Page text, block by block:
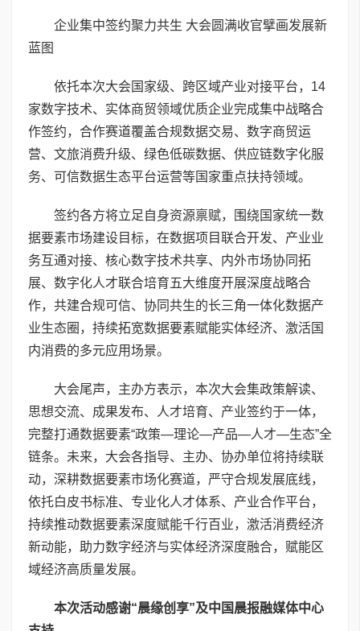
企业集中签约聚力共生 大会圆满收官擘画发展新
蓝图
依托本次大会国家级、跨区域产业对接平台，14
家数字技术、实体商贸领域优质企业完成集中战略合
作签约，合作赛道覆盖合规数据交易、数字商贸运
营、文旅消费升级、绿色低碳数据、供应链数字化服
务、可信数据生态平台运营等国家重点扶持领域。
签约各方将立足自身资源禀赋，围绕国家统一数
据要素市场建设目标，在数据项目联合开发、产业业
务互通对接、核心数字技术共享、内外市场协同拓
展、数字化人才联合培育五大维度开展深度战略合
作，共建合规可信、协同共生的长三角一体化数据产
业生态圈，持续拓宽数据要素赋能实体经济、激活国
内消费的多元应用场景。
大会尾声，主办方表示，本次大会集政策解读、
思想交流、成果发布、人才培育、产业签约于一体，
完整打通数据要素“政策—理论—产品—人才—生态”全
链条。未来，大会各指导、主办、协办单位将持续联
动，深耕数据要素市场化赛道，严守合规发展底线，
依托白皮书标准、专业化人才体系、产业合作平台，
持续推动数据要素深度赋能千行百业，激活消费经济
新动能，助力数字经济与实体经济深度融合，赋能区
域经济高质量发展。
本次活动感谢“晨缘创享”及中国晨报融媒体中心